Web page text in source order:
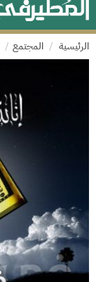
الرئيسية المجتمع